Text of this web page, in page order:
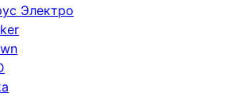
Электро